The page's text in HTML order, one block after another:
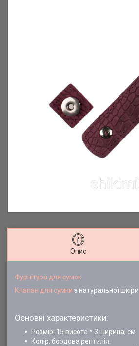
Опис
Фурнітура для сумок
Клапан для сумки з натуральної
Основні характеристики:
Розмір: 15 висота * 3 ширина, см
Колір: бордова рептилія.